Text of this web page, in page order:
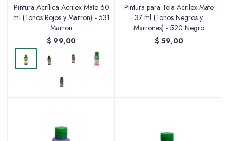
Pintura Acrílica Acrilex Mate 60
ml (Tonos Rojos y Marron) - 531
Marron
$ 99,00
Pintura para Tela Acrilex Mate
37 ml (Tonos Negros y
Marrones) - 520 Negro
$ 59,00